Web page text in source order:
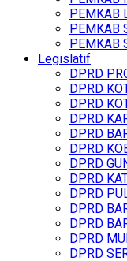
PEMKAB
PEMKAB
PEMKAB
Legislatif
DPRD
DPRD
DPRD
DPRD
DPRD
DPRD
DPRD
DPRD
DPRD
DPRD
DPRD
DPRD
DPRD